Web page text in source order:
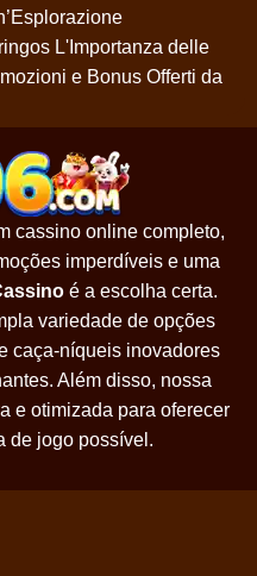
L'Importanza delle
e Bonus Offerti da
cassino online completo,
imperdíveis e uma
é a escolha certa.
variedade de opções
caça-níqueis inovadores
Além disso, nossa
e otimizada para oferecer
de jogo possível.